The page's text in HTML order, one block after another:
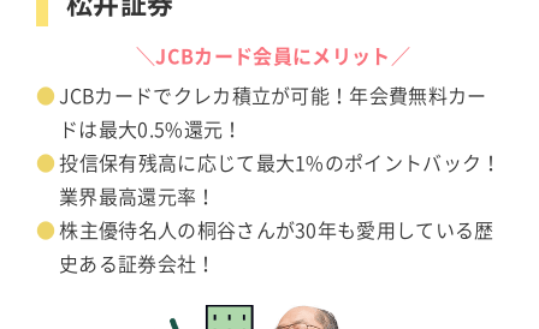
＼JCBカード会員にメリット／
JCBカードでクレカ積立が可能！年会費無料カー
ドは最大0.5%還元！
投信保有残高に応じて最大1%のポイントバック！
業界最高還元率！
株主優待名人の桐谷さんが30年も愛用している歴
史ある証券会社！